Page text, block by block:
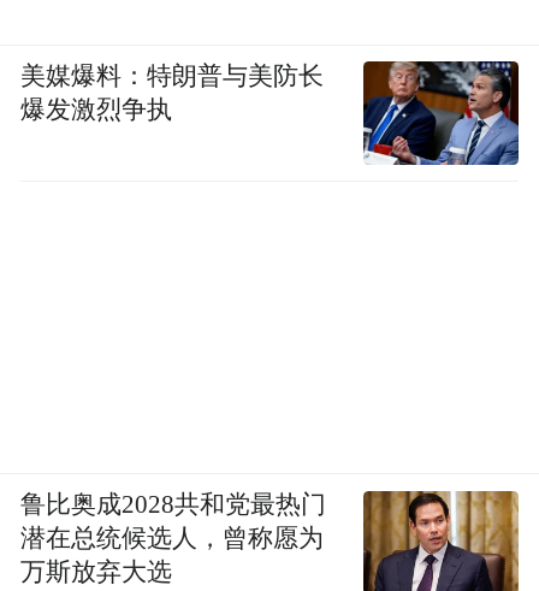
美媒爆料：特朗普与美防长
爆发激烈争执
鲁比奥成2028共和党最热门
潜在总统候选人，曾称愿为
万斯放弃大选